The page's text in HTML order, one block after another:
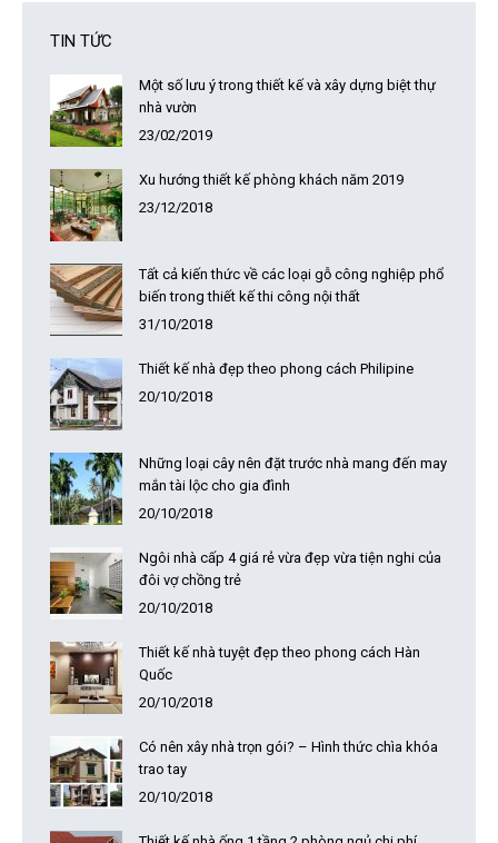
TIN TỨC
Một số lưu ý trong thiết kế và xây dựng biệt thự
nhà vườn
23/02/2019
Xu hướng thiết kế phòng khách năm 2019
23/12/2018
Tất cả kiến thức về các loại gỗ công nghiệp phổ
biến trong thiết kế thi công nội thất
31/10/2018
Thiết kế nhà đẹp theo phong cách Philipine
20/10/2018
Những loại cây nên đặt trước nhà mang đến may
mắn tài lộc cho gia đình
20/10/2018
Ngôi nhà cấp 4 giá rẻ vừa đẹp vừa tiện nghi của
đôi vợ chồng trẻ
20/10/2018
Thiết kế nhà tuyệt đẹp theo phong cách Hàn
Quốc
20/10/2018
Có nên xây nhà trọn gói? – Hình thức chìa khóa
trao tay
20/10/2018